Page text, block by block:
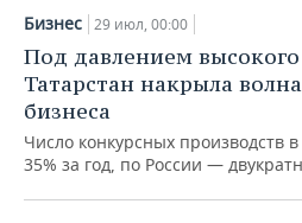
Бизнес 29 июл, 00:00
Под давлением
Татарстан накрыла
бизнеса
Число конкурсных производств
35% за год, по России —